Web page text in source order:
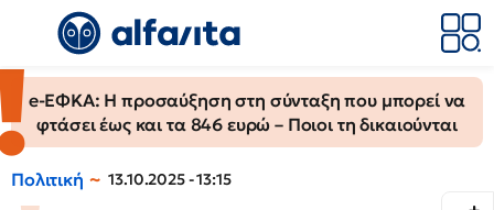
e-ΕΦΚΑ: Η προσαύξηση στη σύνταξη που μπορεί να
φτάσει έως και τα 846 ευρώ – Ποιοι τη δικαιούνται
Πολιτική 13.10.2025 - 13:15